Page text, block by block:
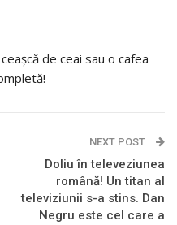
de ceai sau o cafea
NEXT POST
Doliu în televeziunea
română! Un titan al
televiziunii s-a stins. Dan
Negru este cel care a